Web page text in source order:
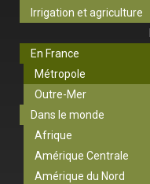
Irrigation et agriculture
En France
Métropole
Outre-Mer
Dans le monde
Afrique
Amérique Centrale
Amérique du Nord